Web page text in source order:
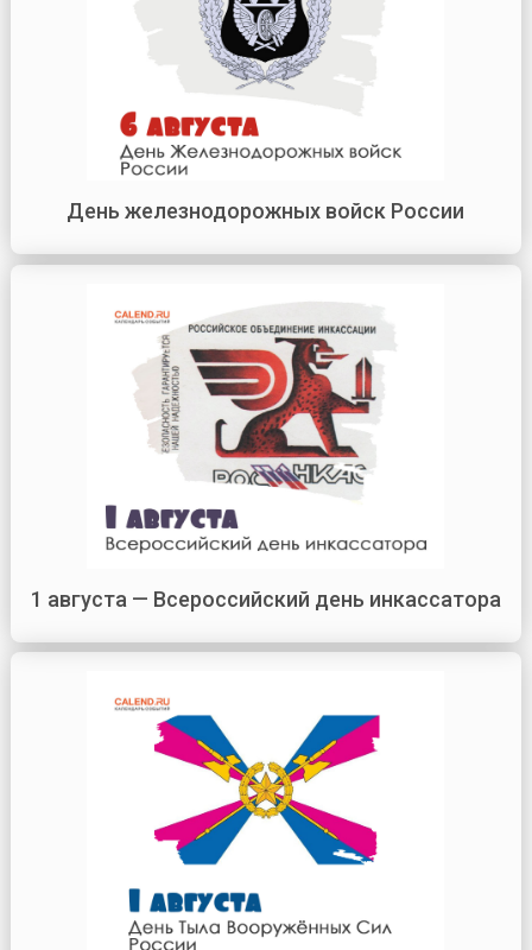
День железнодорожных войск России
1 августа — Всероссийский день инкассатора